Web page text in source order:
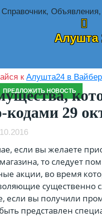
Алушта
ПРЕДЛОЖИТЬ НОВОСТЬ
к Алушта24 в
кодами 29
если вы желаете
то следует
акции, во время
существенно
если вы получили
представлен